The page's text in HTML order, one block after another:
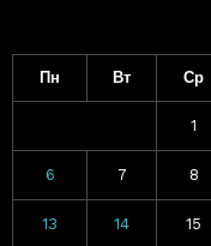
Пн Вт Ср
1
6 7 8
13 14 15